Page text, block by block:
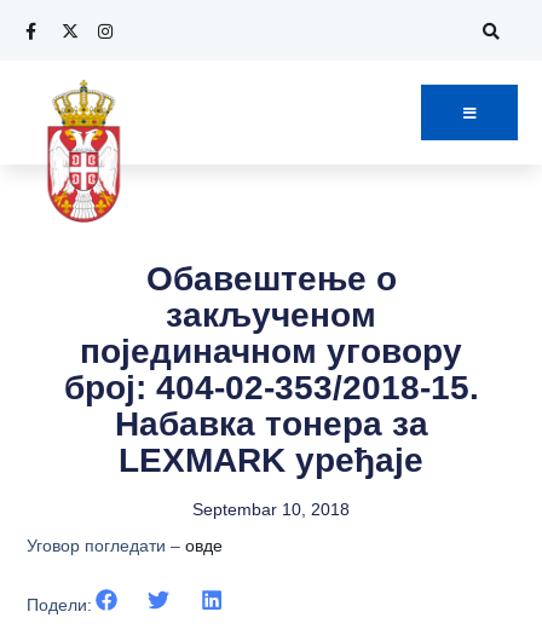
Обавештење о
закљученом
појединачном уговору
број: 404-02-353/2018-15.
Набавка тонера за
LEXMARK уређаје
Septembar 10, 2018
Уговор погледати –овде
Подели: